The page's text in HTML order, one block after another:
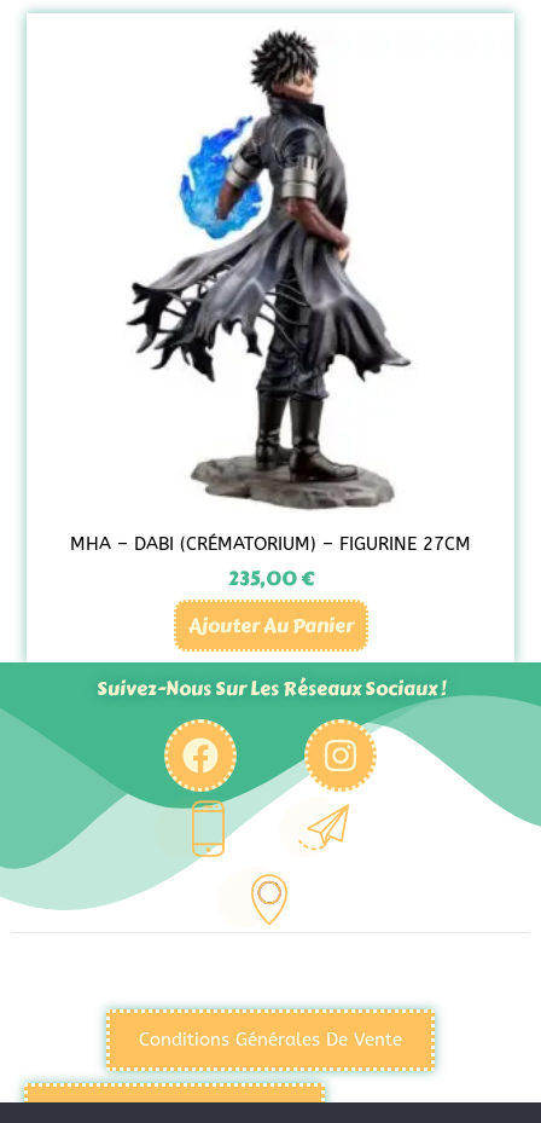
MHA – DABI (CRÉMATORIUM) – FIGURINE 27CM
235,00€
Ajouter Au Panier
Suivez-Nous Sur Les Réseaux Sociaux !
Conditions Générales De Vente